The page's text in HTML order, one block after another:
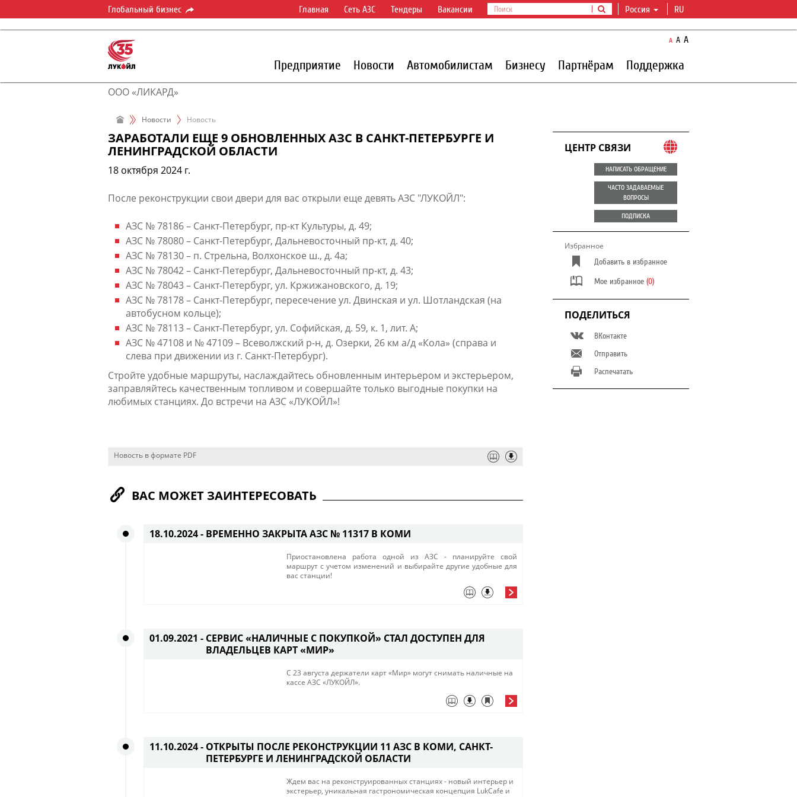
Глобальный бизнес Россия RU
Главная Сеть АЗС Тендеры Вакансии
A A A
Предприятие Новости Автомобилистам Бизнесу Партнёрам Поддержка
ООО «ЛИКАРД»
Новости Новость
ЗАРАБОТАЛИ ЕЩЕ 9 ОБНОВЛЕННЫХ АЗС В САНКТ-ПЕТЕРБУРГЕ И
ЛЕНИНГРАДСКОЙ ОБЛАСТИ
18 октября 2024 г.
​​После реконструкции свои двери для вас открыли еще девять АЗС "ЛУКОЙЛ":​​
АЗС № 78186 – Санкт-Петербург, пр-кт Культуры, д. 49;
АЗС № 78080 – Санкт-Петербург, Дальневосточный пр-кт, д. 40;
АЗС № 78130 – п. Стрельна, Волхонское ш., д. 4а;
АЗС № 78042 – Санкт-Петербург, Дальневосточный пр-кт, д. 43;
АЗС № 78043 – Санкт-Петербург, ул. Кржижановского, д. 19;
АЗС № 78178 – Санкт-Петербург, пересечение ул. Двинская и ул. Шотландская (на
автобусном кольце);
АЗС № 78113 – Санкт-Петербург, ул. Софийская, д. 59, к. 1, лит. А;
АЗС № 47108 и № 47109 – Всеволжский р-н, д. Озерки, 26 км а/д «Кола» (справа и
слева при движении из г. Санкт-Петербург).
Стройте удобные маршруты, наслаждайтесь обновленным интерьером и экстерьером,
заправляйтесь качественным топливом и совершайте только выгодные покупки на
любимых станциях. До встречи на АЗС «ЛУКОЙЛ»!
Новость в формате PDF
ВАС МОЖЕТ ЗАИНТЕРЕСОВАТЬ
18.10.2024 - ВРЕМЕННО ЗАКРЫТА АЗС № 11317 В КОМИ
Приостановлена работа одной из ​АЗС - планируйте свой
маршрут с учетом изменений и выбирайте другие удобные для
вас станции!​​
01.09.2021 - СЕРВИС «НАЛИЧНЫЕ С ПОКУПКОЙ» СТАЛ ДОСТУПЕН ДЛЯ
ВЛАДЕЛЬЦЕВ КАРТ «МИР»
С 23 августа держатели карт «Мир» могут снимать наличные на
кассе АЗС «ЛУКОЙЛ».
11.10.2024 - ОТКРЫТЫ ПОСЛЕ РЕКОНСТРУКЦИИ 11 АЗС В КОМИ, САНКТ-
ПЕТЕРБУРГЕ И ЛЕНИНГРАДСКОЙ ОБЛАСТИ
Ждем вас на реконструированных станциях - новый интерьер и
экстерьер, уникальная гастрономическая концепция LukCafe и
ЦЕНТР СВЯЗИ
НАПИСАТЬ ОБРАЩЕНИЕ
ЧАСТО ЗАДАВАЕМЫЕ
ВОПРОСЫ
ПОДПИСКА
Избранное
Добавить в избранное
Мое избранное (0)
ПОДЕЛИТЬСЯ
ВКонтакте
Отправить
Распечатать